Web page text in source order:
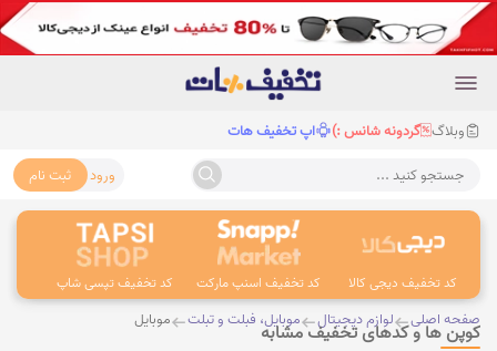
وبلاگ گردونه شانس :) اپ تخفیف هات
جستجو کنید ... ورود ثبت نام
کد تخفیف دیجی کالا کد تخفیف اسنپ مارکت کد تخفیف تپسی شاپ
صفحه اصلی لوازم دیجیتال موبایل، فبلت و تبلت موبایل
کوپن ها و کدهای تخفیف مشابه